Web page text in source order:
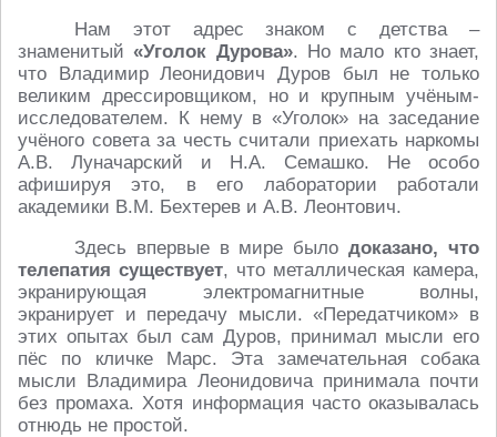
Нам этот адрес знаком с детства –
знаменитый«Уголок Дурова». Но мало кто знает,
что Владимир Леонидович Дуров был не только
великим дрессировщиком, но и крупным учёным-
исследователем. К нему в «Уголок» на заседание
учёного совета за честь считали приехать наркомы
А.В. Луначарский и Н.А. Семашко. Не особо
афишируя это, в его лаборатории работали
академики В.М. Бехтерев и А.В. Леонтович.
Здесь впервые в мире былодоказано, что
телепатия существует, что металлическая камера,
экранирующая электромагнитные волны,
экранирует и передачу мысли. «Передатчиком» в
этих опытах был сам Дуров, принимал мысли его
пёс по кличке Марс. Эта замечательная собака
мысли Владимира Леонидовича принимала почти
без промаха. Хотя информация часто оказывалась
отнюдь не простой.